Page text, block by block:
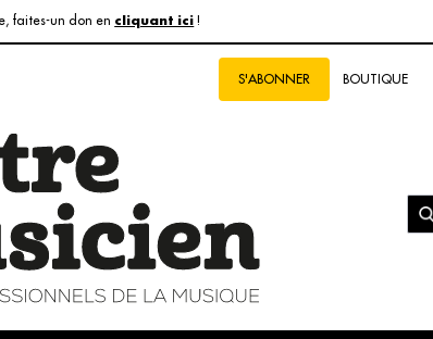
faites-un don en cliquant ici !
S'ABONNER BOUTIQUE